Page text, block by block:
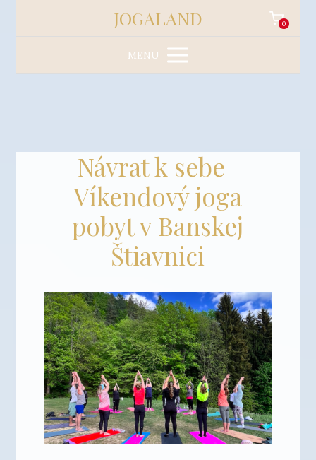
JOGALAND 0
MENU
Návrat k sebe
Víkendový joga
pobyt v Banskej
Štiavnici